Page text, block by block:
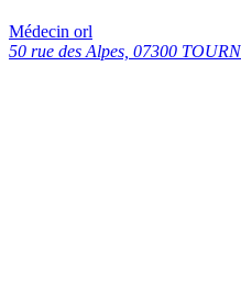
Médecin orl
50 rue des Alpes, 07300